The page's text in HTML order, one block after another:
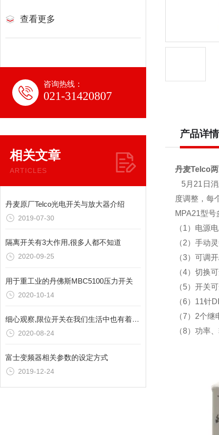
查看更多
咨询热线：
021-31420807
相关文章
ARTICLES
丹麦原厂Telco光电开关与放大器介绍
2019-07-30
隔离开关有3大作用,很多人都不知道
2020-09-25
用于重工业的丹佛斯MBC5100压力开关
2020-10-14
细心观察,限位开关在我们生活中也有着广泛运用
2020-08-24
富士变频器相关参数的设定方式
2019-12-24
产品详情
丹麦Telco
5月21日消
度调整，每
MPA21型
（1） 电源
（2）手动
（3）可调
（4）切换
（5）开关
（6）11针
（7）2个
（8）功率